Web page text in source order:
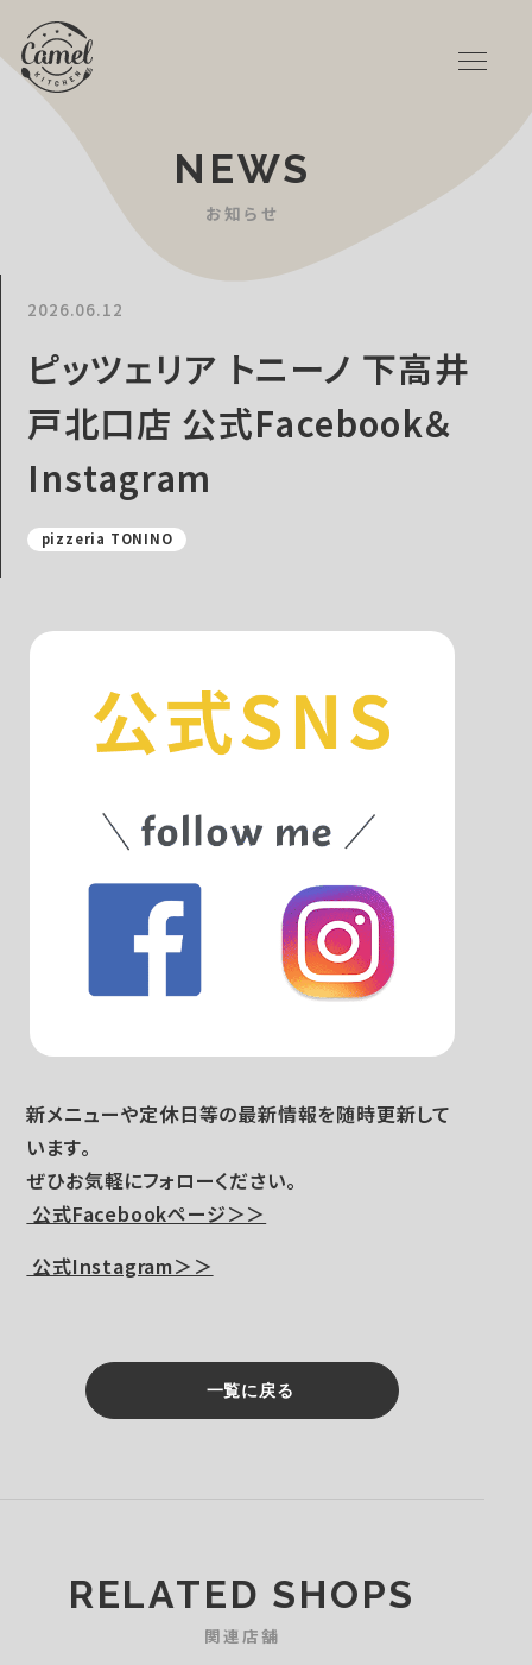
NEWS
お知らせ
ピッツェリア トニーノ 下高井
戸北口店 公式Facebook＆
Instagram
2026.06.12
pizzeria TONINO
新メニューや定休日等の最新情報を随時更新して
います。
ぜひお気軽にフォローください。
公式Facebookページ＞＞
公式Instagram＞＞
一覧に戻る
RELATED SHOPS
関連店舗